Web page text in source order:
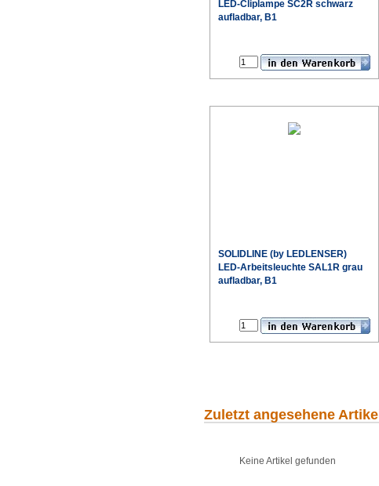
LED-Cliplampe SC2R schwarz
aufladbar, B1
SOLIDLINE (by LEDLENSER)
LED-Arbeitsleuchte SAL1R grau
aufladbar, B1
Zuletzt angesehene Artikel
Keine Artikel gefunden